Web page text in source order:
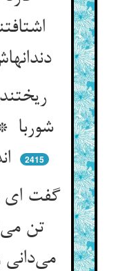
دندانهاش را بشکافتند
شوربا
اندرو نان‌پاره‌ها
2415
گفت ای
تن
می‌دانی و نازی می‌کنی